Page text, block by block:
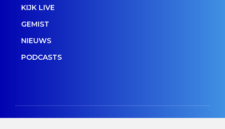
KIJK LIVE
GEMIST
NIEUWS
PODCASTS